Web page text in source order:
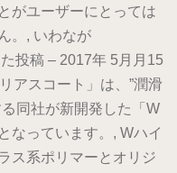
がユーザーにとっては
。, いわなが
投稿 – 2017年 5月月15
アスコート」は、”潤滑
同社が新開発した「W
なっています。, Wハイ
ス系ポリマーとオリジ